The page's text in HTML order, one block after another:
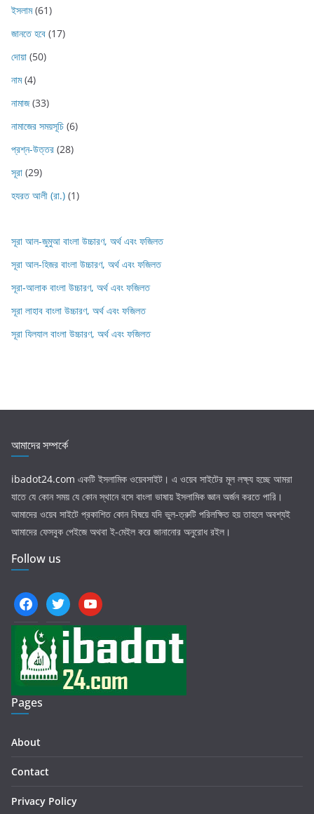
ইসলাম(61)
জানতে হবে (17)
দোয়া (50)
নাম(4)
নামাজ(33)
নামাজের সময়সূচি (6)
প্রশ্ন-উত্তর (28)
সূরা (29)
হযরত আলী (রা.) (1)
সূরা আল-জুমুআ বাংলা উচ্চারণ, অর্থ এবং ফজিলত
সূরা আল-হিজর বাংলা উচ্চারণ, অর্থ এবং ফজিলত
সূরা-আলাক বাংলা উচ্চারণ, অর্থ এবং ফজিলত
সূরা লাহাব‌‌‌ বাংলা উচ্চারণ, অর্থ এবং ফজিলত
সূরা যিলযাল বাংলা উচ্চারণ, অর্থ এবং ফজিলত
আমাদের সম্পর্কে
ibadot24.com একটি ইসলামিক ওয়েবসাইট। এ ওয়েব সাইটের মূল লক্ষ্য হচ্ছে আমরা
যাতে যে কোন সময় যে কোন স্থানে বসে বাংলা ভাষায় ইসলামিক জ্ঞান অর্জন করতে পারি।
আমাদের ওয়েব সাইটে প্রকাশিত কোন বিষয়ে যদি ভুল-ত্রুটি পরিলক্ষিত হয় তাহলে অবশ্যই
আমাদের ফেসবুক পেইজে অথবা ই-মেইল করে জানানোর অনুরোধ রইল।
Follow us
facebooktwitter youtube
Pages
About
Contact
Privacy Policy